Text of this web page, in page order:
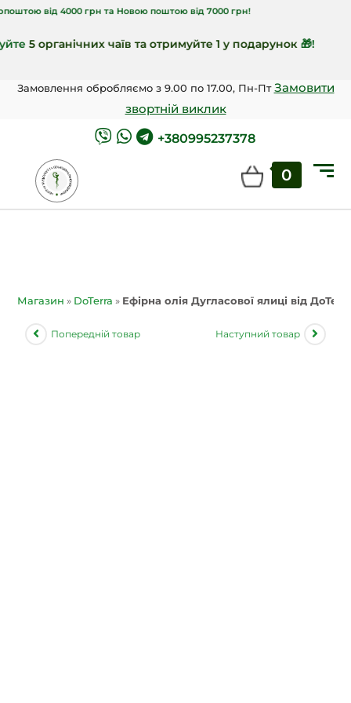
4000 грн та Новою поштою від 7000 грн!
чаїв та отримуйте 1 у подарунок🎁!
Замовлення обробляємо з 9.00 по 17.00, Пн-ПтЗамовити
звортній виклик
+380995237378
0
Магазин » DoTerra » Ефірна олія Дугласової ялиці від
Попередній товар Наступний товар